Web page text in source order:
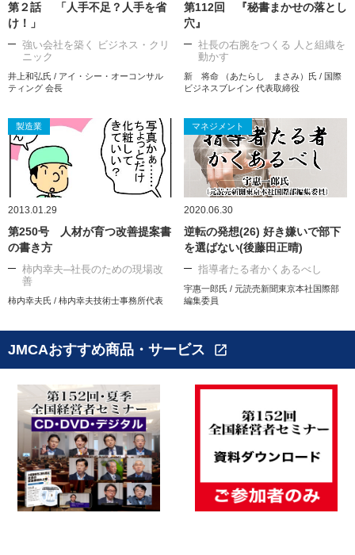
第２話 「人手不足？人手を省
け！」
強い会社を築く ビジネス・クリ
ニック
井上和弘氏 / アイ・シー・オーコンサル
ティング 会長
第112回 『秘書まかせの落とし
穴』
社長の右腕をつくる 人と組織を
動かす
新 将命 （あたらし まさみ）氏 / 国際
ビジネスブレイン 代表取締役
製造業
2013.01.29
第250号 人材が育つ改善提案書
の書き方
柿内幸夫─社長のための現場改
善
柿内幸夫氏 / 柿内幸夫技術士事務所代表
マネジメント
2020.06.30
逆転の発想(26) 好き嫌いで部下
を選ばない(後藤田正晴)
指導者たる者かくあるべし
宇惠一郎氏 / 元読売新聞東京本社国際部
編集委員
JMCAおすすめ商品・サービス open_in_new